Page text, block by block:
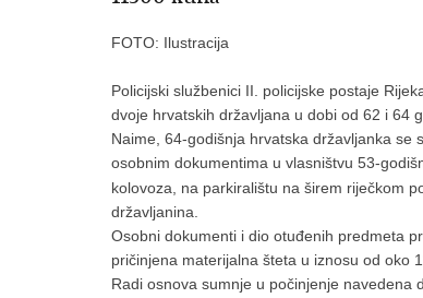
FOTO: Ilustracija
Policijski službenici II. policijske postaje
dvoje hrvatskih državljana u dobi od 62 i 64
Naime, 64-godišnja hrvatska državljanka se
osobnim dokumentima u vlasništvu 53-
kolovoza, na parkiralištu na širem riječkom
državljanina.
Osobni dokumenti i dio otuđenih predmeta
pričinjena materijalna šteta u iznosu od oko
Radi osnova sumnje u počinjenje navedena